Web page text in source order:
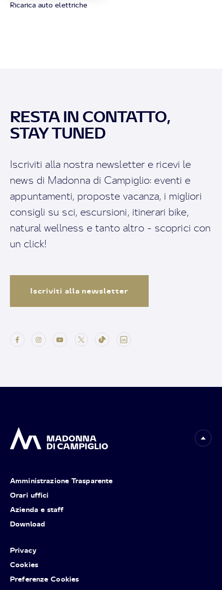
Ricarica auto elettriche
RESTA IN CONTATTO,
STAY TUNED
Iscriviti alla nostra newsletter e ricevi le
news di Madonna di Campiglio: eventi e
appuntamenti, proposte vacanza, i migliori
consigli su sci, escursioni, itinerari bike,
natural wellness e tanto altro - scoprici con
un click!
Iscriviti alla newsletter
Amministrazione Trasparente
Orari uffici
Azienda e staff
Download
Privacy
Cookies
Preferenze Cookies